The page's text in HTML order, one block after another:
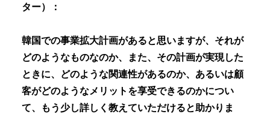
ター）：
韓国での事業拡大計画があると思いますが、それが
どのようなものなのか、また、その計画が実現した
ときに、どのような関連性があるのか、あるいは顧
客がどのようなメリットを享受できるのかについ
て、もう少し詳しく教えていただけると助かりま